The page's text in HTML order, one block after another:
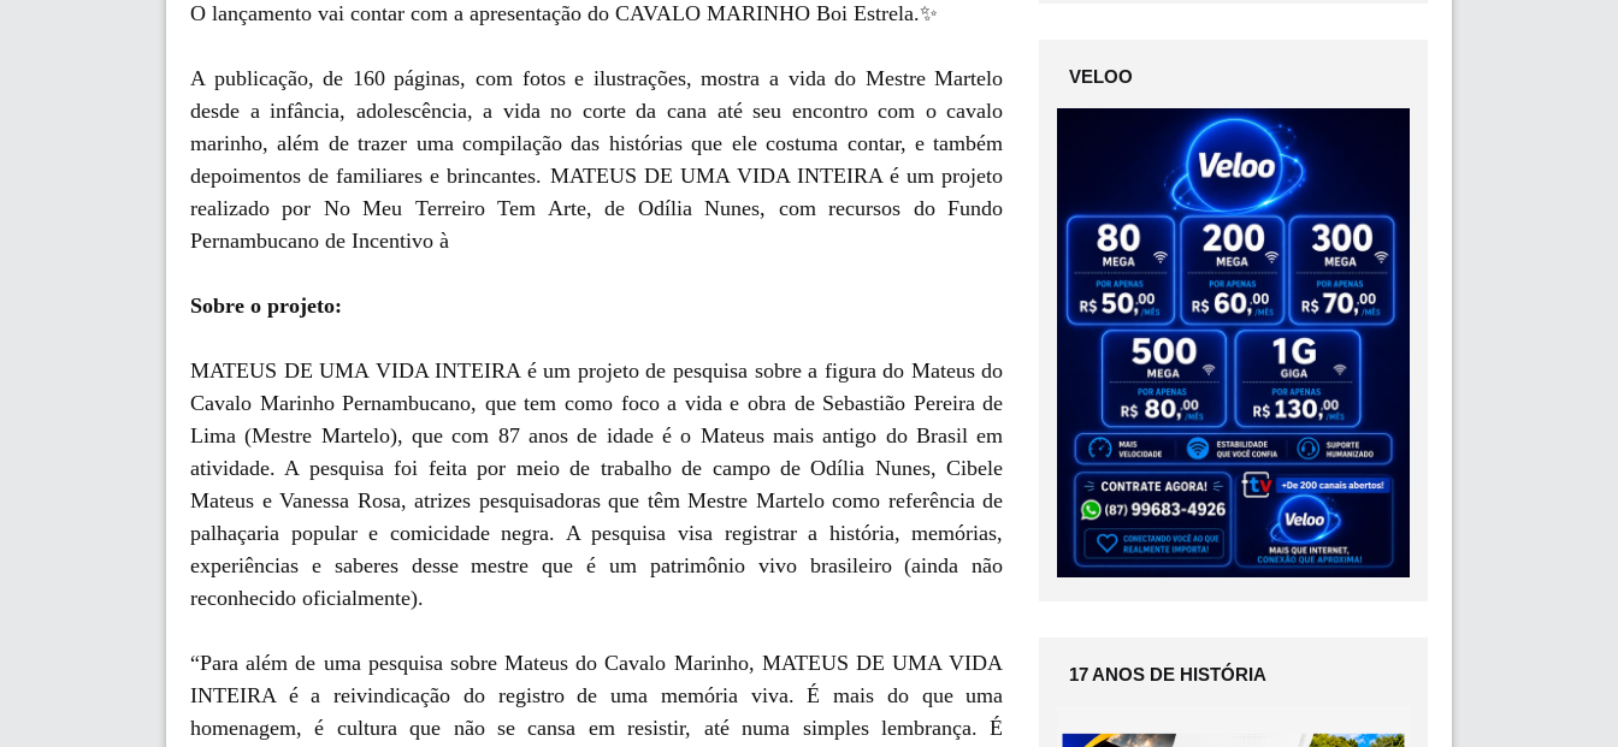
O lançamento vai contar com a apresentação do CAVALO MARINHO Boi Estrela.✨
A publicação, de 160 páginas, com fotos e ilustrações, mostra a vida do Mestre Martelo
desde a infância, adolescência, a vida no corte da cana até seu encontro com o cavalo
marinho, além de trazer uma compilação das histórias que ele costuma contar, e também
depoimentos de familiares e brincantes. MATEUS DE UMA VIDA INTEIRA é um projeto
realizado por No Meu Terreiro Tem Arte, de Odília Nunes, com recursos do Fundo
Pernambucano de Incentivo à
Sobre o projeto:
MATEUS DE UMA VIDA INTEIRA é um projeto de pesquisa sobre a figura do Mateus do
Cavalo Marinho Pernambucano, que tem como foco a vida e obra de Sebastião Pereira de
Lima (Mestre Martelo), que com 87 anos de idade é o Mateus mais antigo do Brasil em
atividade. A pesquisa foi feita por meio de trabalho de campo de Odília Nunes, Cibele
Mateus e Vanessa Rosa, atrizes pesquisadoras que têm Mestre Martelo como referência de
palhaçaria popular e comicidade negra. A pesquisa visa registrar a história, memórias,
experiências e saberes desse mestre que é um patrimônio vivo brasileiro (ainda não
reconhecido oficialmente).
“Para além de uma pesquisa sobre Mateus do Cavalo Marinho, MATEUS DE UMA VIDA
INTEIRA é a reivindicação do registro de uma memória viva. É mais do que uma
homenagem, é cultura que não se cansa em resistir, até numa simples lembrança. É
VELOO
17 ANOS DE HISTÓRIA